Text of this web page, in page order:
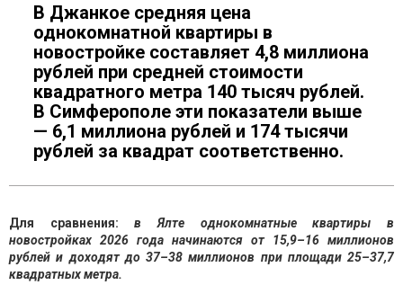
В Джанкое средняя цена
однокомнатной квартиры в
новостройке составляет 4,8 миллиона
рублей при средней стоимости
квадратного метра 140 тысяч рублей.
В Симферополе эти показатели выше
— 6,1 миллиона рублей и 174 тысячи
рублей за квадрат соответственно.
Для сравнения:
в Ялте однокомнатные квартиры в
новостройках 2026 года начинаются от 15,9–16 миллионов
рублей и доходят до 37–38 миллионов при площади 25–37,7
квадратных метра.